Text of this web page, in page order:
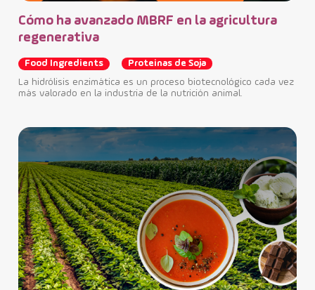
Cómo ha avanzado MBRF en la agricultura
regenerativa
Food Ingredients
Proteinas de Soja
La hidrólisis enzimática es un proceso biotecnológico cada vez
más valorado en la industria de la nutrición animal.